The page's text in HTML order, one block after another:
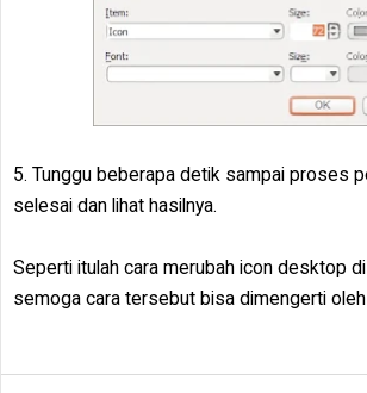
5. Tunggu beberapa detik sampai proses
selesai dan lihat hasilnya.
Seperti itulah cara merubah icon desktop
semoga cara tersebut bisa dimengerti